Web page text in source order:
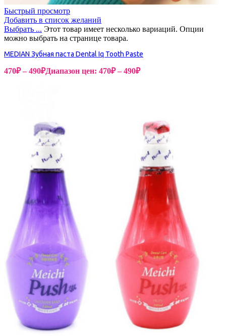
Быстрый просмотр
Добавить в список желаний
Выбрать ... Этот товар имеет несколько вариаций. Опции
можно выбрать на странице товара.
MEDIAN Зубная паста Dental Iq Tooth Paste
470₽ – 490₽Диапазон цен: 470₽ – 490₽